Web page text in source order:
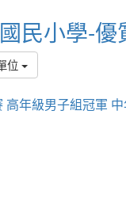
民小學-優
位
年級男子組冠軍